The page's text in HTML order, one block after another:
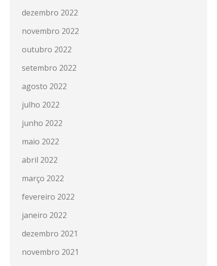
dezembro 2022
novembro 2022
outubro 2022
setembro 2022
agosto 2022
julho 2022
junho 2022
maio 2022
abril 2022
março 2022
fevereiro 2022
janeiro 2022
dezembro 2021
novembro 2021